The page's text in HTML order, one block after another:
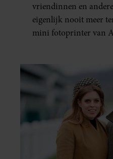
vriendinnen en
eigenlijk nooit meer
mini fotoprinter van
al in handen.